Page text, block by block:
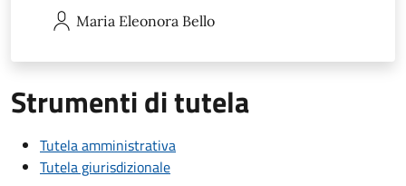
Maria Eleonora Bello
Strumenti di tutela
Tutela amministrativa
Tutela giurisdizionale